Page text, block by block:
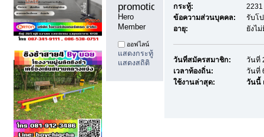
promotiondd99
Hero
Member
ออฟไลน์
แสดงกระทู้
แสดงสถิติ
กระทู้:
ข้อความส่วนบุคคล:
รับโ
อายุ:
ยังไ
วันที่สมัครสมาชิก:
วันที่
เวลาท้องถิ่น:
วันที่
ใช้งานล่าสุด:
วันนี้